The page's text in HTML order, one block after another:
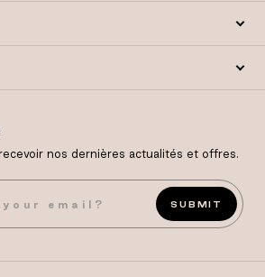
nos dernières actualités et offres.
SUBMIT